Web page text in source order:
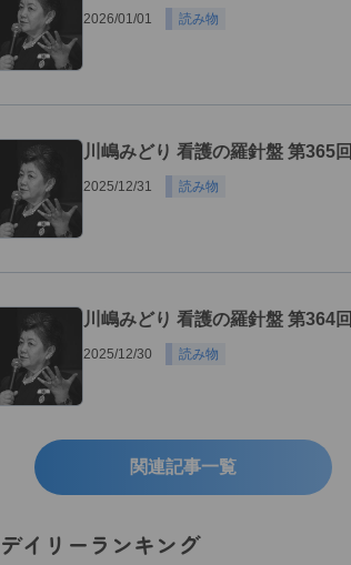
2026/01/01 読み物
川嶋みどり 看護の羅針盤 第365回
2025/12/31 読み物
川嶋みどり 看護の羅針盤 第364回
2025/12/30 読み物
関連記事一覧
デイリーランキング